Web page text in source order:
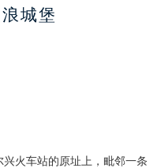
城堡
火车站的原址上，毗邻一条